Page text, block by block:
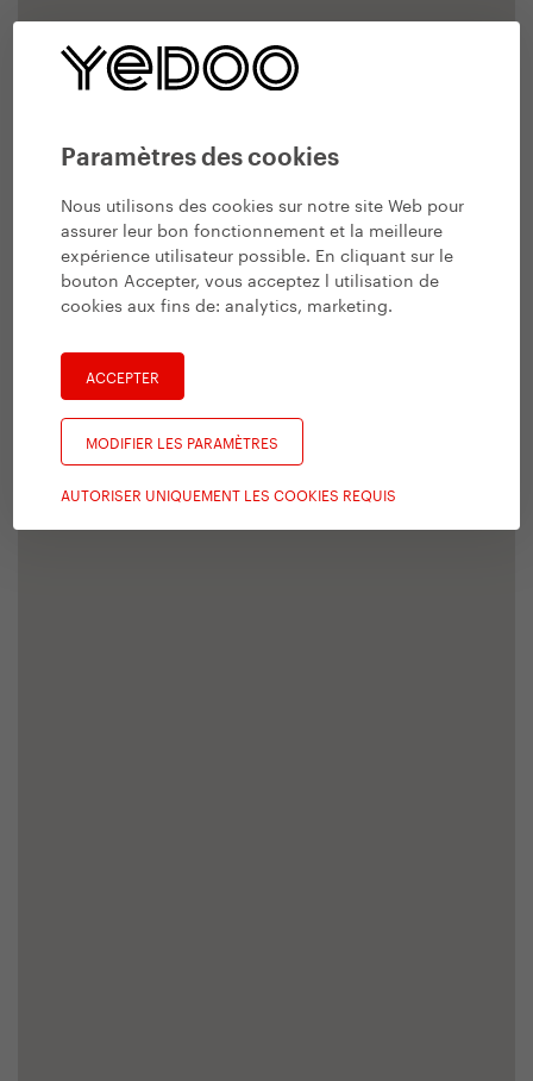
Paramètres des cookies
Nous utilisons des cookies sur notre site Web pour
assurer leur bon fonctionnement et la meilleure
expérience utilisateur possible. En cliquant sur le
bouton Accepter, vous acceptez l utilisation de
cookies aux fins de:analytics, marketing.
ACCEPTER
MODIFIER LES PARAMÈTRES
AUTORISER UNIQUEMENT LES COOKIES REQUIS